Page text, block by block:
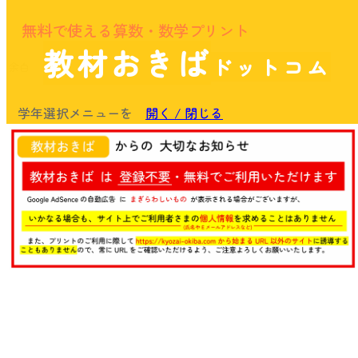
無料で使える算数・数学プリント
教材おきば ドットコム
学年選択メニューを 開く / 閉じる